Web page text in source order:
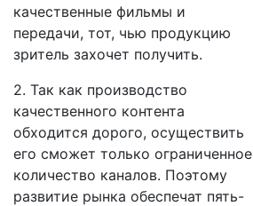
качественные фильмы и
передачи, тот, чью продукцию
зритель захочет получить.
2. Так как производство
качественного контента
обходится дорого, осуществить
его сможет только ограниченное
количество каналов. Поэтому
развитие рынка обеспечат пять-